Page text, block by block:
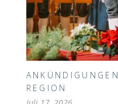
ANKÜNDIGUNGEN
REGION